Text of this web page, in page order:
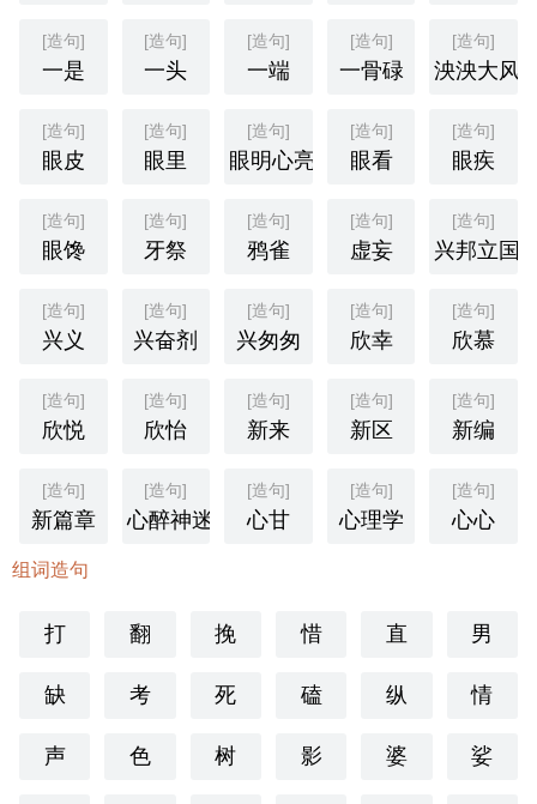
[造句]
一是
[造句]
一头
[造句]
一端
[造句]
一骨碌
[造句]
泱泱大风
[造句]
眼皮
[造句]
眼里
[造句]
眼明心亮
[造句]
眼看
[造句]
眼疾
[造句]
眼馋
[造句]
牙祭
[造句]
鸦雀
[造句]
虚妄
[造句]
兴邦立国
[造句]
兴义
[造句]
兴奋剂
[造句]
兴匆匆
[造句]
欣幸
[造句]
欣慕
[造句]
欣悦
[造句]
欣怡
[造句]
新来
[造句]
新区
[造句]
新编
[造句]
新篇章
[造句]
心醉神迷
[造句]
心甘
[造句]
心理学
[造句]
心心
组词造句
打 翻 挽 惜 直 男
缺 考 死 磕 纵 情
声 色 树 影 婆 娑